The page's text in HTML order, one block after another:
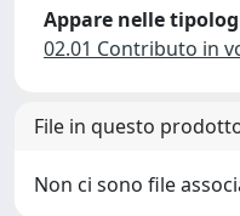
Appare nelle
02.01 Contributo in
File in questo
Non ci sono file